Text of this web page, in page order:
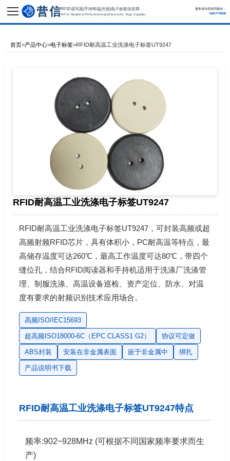
RFID读写器|手持终端|天线|电子标签供应商
RFID Readers|PDA|Antennas|Electronic Tags Supplier
服务咨询直线同微信：
13817779536
首页>产品中心>电子标签>RFID耐高温工业洗涤电子标签UT9247
RFID耐高温工业洗涤电子标签UT9247
RFID耐高温工业洗涤电子标签UT9247，可封装高频或超
高频射频RFID芯片，具有体积小，PC耐高温等特点，最
高储存温度可达260℃，最高工作温度可达80℃，带四个
缝位孔，结合RFID阅读器和手持机适用于洗涤厂洗涤管
理、制服洗涤、高温设备巡检、资产定位、防水、对温
度有要求的射频识别技术应用场合。
高频ISO/IEC15693
超高频ISO18000-6C（EPC CLASS1 G2） 协议可定做
ABS封装 安装在非金属表面 嵌于非金属中 绑扎
产品说明书下载
RFID耐高温工业洗涤电子标签UT9247特点
频率:902~928MHz (可根据不同国家频率要求而生
产)